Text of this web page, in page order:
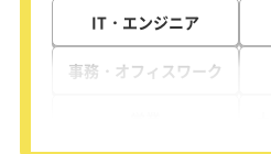
IT・エンジニア
事務・オフィスワーク